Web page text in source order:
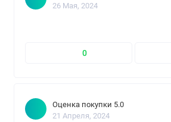
26 Мая, 2024
0
Оценка покупки 5.0
21 Апреля, 2024